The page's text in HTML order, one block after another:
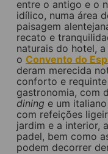
entre o antigo e o
idílico, numa área
paisagem
recato e
naturais do hotel,
o Convento do
deram merecida
conforto e
gastronomia, com
dining e um
com refeições
jardim e a interior,
padel, bem como
podem decorrer